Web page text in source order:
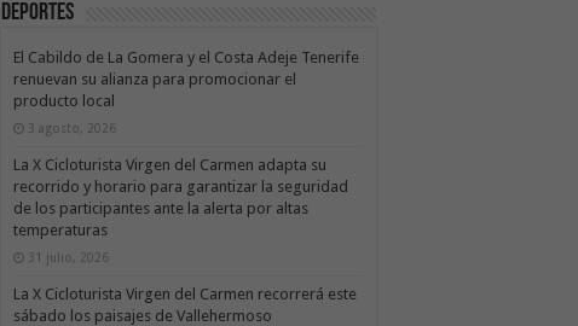
Deportes
El Cabildo de La Gomera y el Costa Adeje Tenerife
renuevan su alianza para promocionar el
producto local
3 agosto, 2026
La X Cicloturista Virgen del Carmen adapta su
recorrido y horario para garantizar la seguridad
de los participantes ante la alerta por altas
temperaturas
31 julio, 2026
La X Cicloturista Virgen del Carmen recorrerá este
sábado los paisajes de Vallehermoso